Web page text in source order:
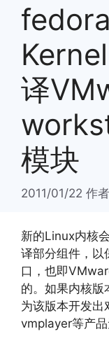
译
模块
2011/01/22 作者
新的Linux内核
译部分组件，以
口，也即
的。如果内核
为该版本开发出
vmplayer等产品